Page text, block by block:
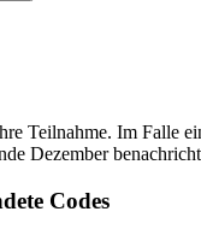
Teilnahme. Im Falle
Dezember
Codes